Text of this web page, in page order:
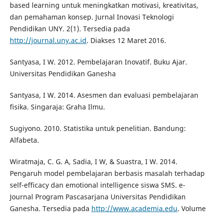
based learning untuk meningkatkan motivasi, kreativitas,
dan pemahaman konsep. Jurnal Inovasi Teknologi
Pendidikan UNY. 2(1). Tersedia pada
http://journal.uny.ac.id. Diakses 12 Maret 2016.
Santyasa, I W. 2012. Pembelajaran Inovatif. Buku Ajar.
Universitas Pendidikan Ganesha
Santyasa, I W. 2014. Asesmen dan evaluasi pembelajaran
fisika. Singaraja: Graha Ilmu.
Sugiyono. 2010. Statistika untuk penelitian. Bandung:
Alfabeta.
Wiratmaja, C. G. A, Sadia, I W, & Suastra, I W. 2014.
Pengaruh model pembelajaran berbasis masalah terhadap
self-efficacy dan emotional intelligence siswa SMS. e-
Journal Program Pascasarjana Universitas Pendidikan
Ganesha. Tersedia pada http://www.academia.edu. Volume